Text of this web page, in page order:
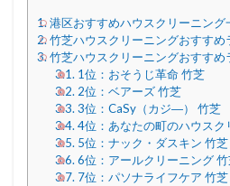
1.港区おすすめハウスクリーニング
2.竹芝ハウスクリーニングおすすめ
3.竹芝ハウスクリーニングおすすめ
3.1.1位：おそうじ革命 竹芝
3.2.2位：ベアーズ 竹芝
3.3.3位：CaSy（カジ―） 竹芝
3.4.4位：あなたの町のハウスク
3.5.5位：ナック・ダスキン 竹芝
3.6.6位：アールクリーニング
3.7.7位：パソナライフケア 竹芝